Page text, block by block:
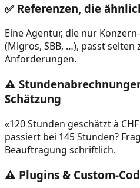
✅ Referenzen, die
Eine Agentur, die nur
(Migros, SBB, …), passt selten
Anforderungen.
⚠️
Schätzung
«120 Stunden geschätzt à
passiert bei 145 Stunden?
Beauftragung schriftlich.
⚠️ Plugins & Custom-